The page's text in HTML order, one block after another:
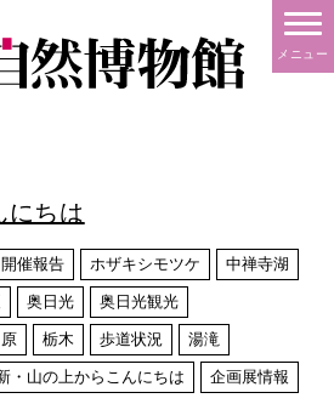
メニュー
にちは
催報告 ホザキシモツケ 中禅寺湖
奥日光 奥日光観光
栃木 歩道状況 湯滝
・山の上からこんにちは 企画展情報